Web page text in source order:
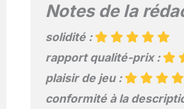
Notes de la
solidité :
rapport qualité-prix :
plaisir de jeu :
conformité à la